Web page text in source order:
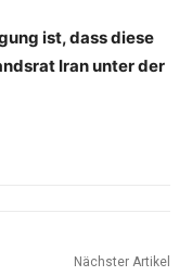
ist, dass diese
Iran unter der
Nächster Artikel